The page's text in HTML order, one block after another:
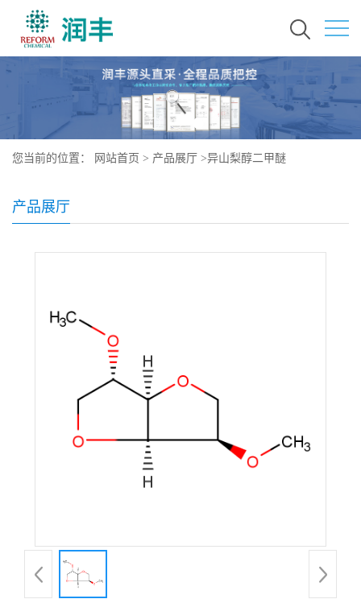
您当前的位置： 网站首页 > 产品展厅 >异山梨醇二甲醚
产品展厅